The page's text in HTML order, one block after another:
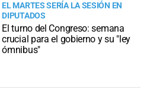
EL MARTES SERÍA LA SESIÓN EN
DIPUTADOS
El turno del Congreso: semana
crucial para el gobierno y su "ley
ómnibus"